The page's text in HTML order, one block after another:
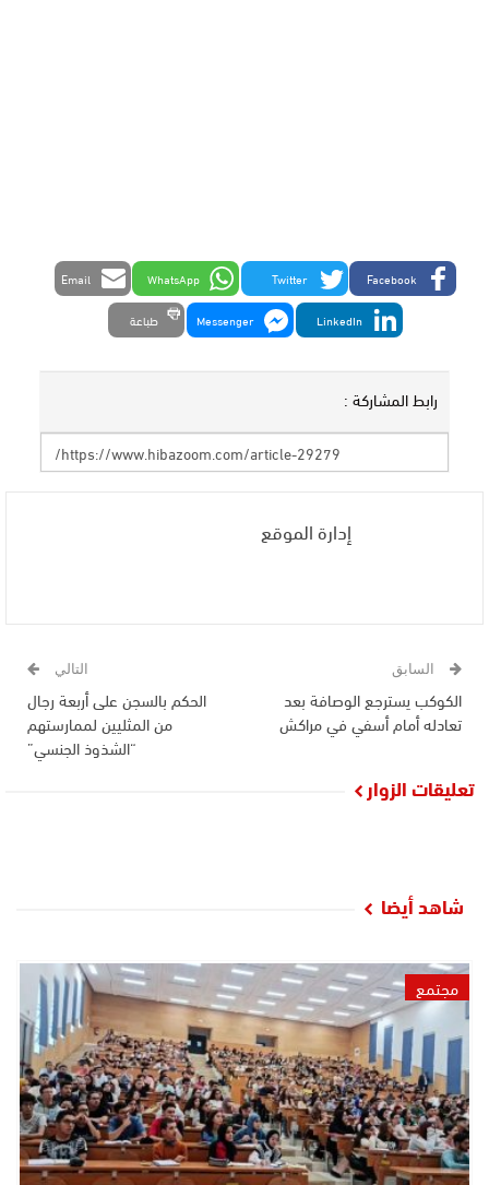
Facebook
Twitter
WhatsApp
Email
LinkedIn
Messenger طباعة
رابط المشاركة :
إدارة الموقع
السابق
الكوكب يسترجع الوصافة بعد
تعادله أمام أسفي في مراكش
التالي
الحكم بالسجن على أربعة رجال
من المثليين لممارستهم
“الشذوذ الجنسي”
تعليقات الزوار
شاهد أيضا
مجتمع